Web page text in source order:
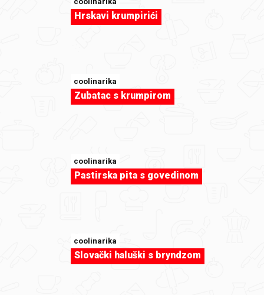
Hrskavi krumpirići
coolinarika
Zubatac s krumpirom
coolinarika
Pastirska pita s govedinom
coolinarika
Slovački haluški s bryndzom